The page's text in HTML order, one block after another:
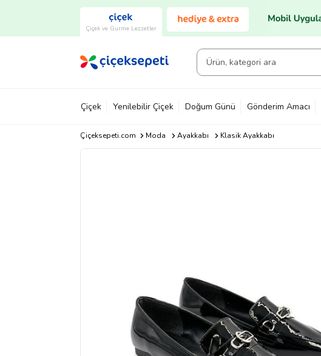
Çiçek ve Gurme Lezzetler
Çiçek Yenilebilir Çiçek Doğum Günü Gönderim Amacı
Çiçeksepeti.com Moda Ayakkabı Klasik Ayakkabı